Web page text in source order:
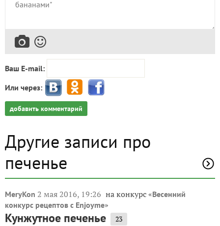
Ваш E-mail:
Или через:
добавить комментарий
Другие записи про
печенье
MeryKon 2 мая 2016, 19:26 на конкурс «Весенний
конкурс рецептов с Enjoyme»
Кунжутное печенье 23